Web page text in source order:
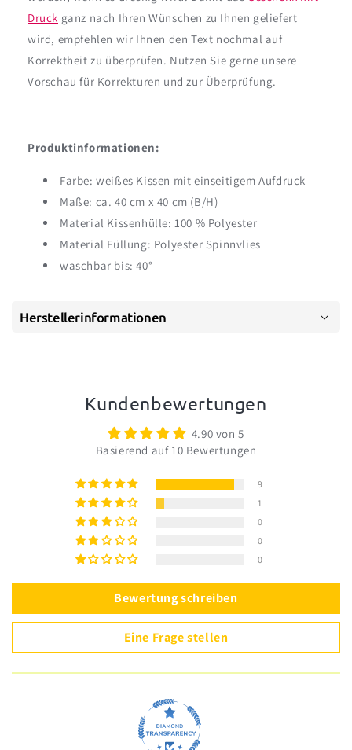
Druck ganz nach Ihren Wünschen zu Ihnen geliefert
wird, empfehlen wir Ihnen den Text nochmal auf
Korrektheit zu überprüfen. Nutzen Sie gerne unsere
Vorschau für Korrekturen und zur Überprüfung.
Produktinformationen:
Farbe: weißes Kissen mit einseitigem Aufdruck
Maße: ca. 40 cm x 40 cm (B/H)
Material Kissenhülle: 100 % Polyester
Material Füllung: Polyester Spinnvlies
waschbar bis: 40°
Herstellerinformationen
Kundenbewertungen
4.90 von 5
Basierend auf 10 Bewertungen
9
1
0
0
0
Bewertung schreiben
Eine Frage stellen